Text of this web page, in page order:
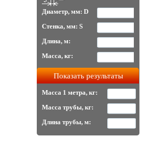
Диаметр, мм: D
Стенка, мм: S
Длина, м:
Масса, кг:
Масса 1 метра, кг:
Масса трубы, кг:
Длина трубы, м: